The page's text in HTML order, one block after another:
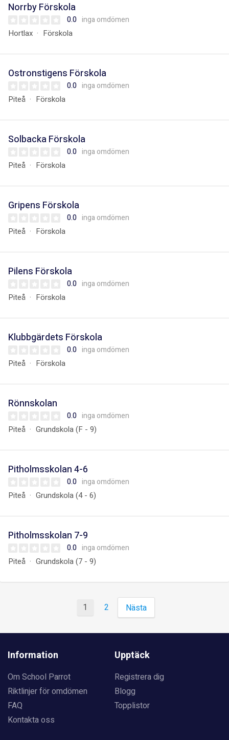
Norrby Förskola
0.0 inga omdömen
Hortlax Förskola
Ostronstigens Förskola
0.0 inga omdömen
Piteå Förskola
Solbacka Förskola
0.0 inga omdömen
Piteå Förskola
Gripens Förskola
0.0 inga omdömen
Piteå Förskola
Pilens Förskola
0.0 inga omdömen
Piteå Förskola
Klubbgärdets Förskola
0.0 inga omdömen
Piteå Förskola
Rönnskolan
0.0 inga omdömen
Piteå Grundskola (F - 9)
Pitholmsskolan 4-6
0.0 inga omdömen
Piteå Grundskola (4 - 6)
Pitholmsskolan 7-9
0.0 inga omdömen
Piteå Grundskola (7 - 9)
1 2 Nästa
Information
Om School Parrot
Riktlinjer för omdömen
FAQ
Kontakta oss
Upptäck
Registrera dig
Blogg
Topplistor